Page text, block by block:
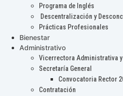
Programa de Inglés
Descentralización y
Prácticas Profesionales
Bienestar
Administrativo
Vicerrectora Administrativa
Secretaría General
Convocatoria Rector
Contratación